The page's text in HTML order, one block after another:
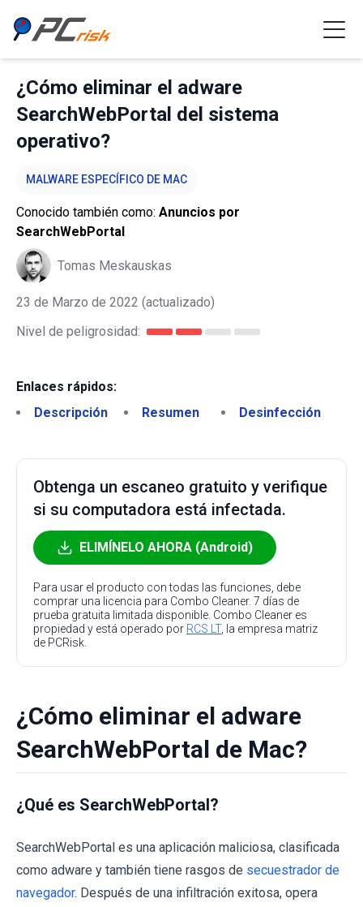
¿Cómo eliminar el adware
SearchWebPortal del sistema
operativo?
MALWARE ESPECÍFICO DE MAC
Conocido también como: Anuncios por
SearchWebPortal
Tomas Meskauskas
23 de Marzo de 2022 (actualizado)
Nivel de peligrosidad:
Enlaces rápidos:
Descripción
Resumen Desinfección
Obtenga un escaneo gratuito y verifique
si su computadora está infectada.
ELIMÍNELO AHORA (Android)
Para usar el producto con todas las funciones, debe
comprar una licencia para Combo Cleaner. 7 días de
prueba gratuita limitada disponible. Combo Cleaner es
propiedad y está operado por RCS LT, la empresa matriz
de PCRisk.
¿Cómo eliminar el adware
SearchWebPortal de Mac?
¿Qué es SearchWebPortal?
SearchWebPortal es una aplicación maliciosa, clasificada
como adware y también tiene rasgos de secuestrador de
navegador. Después de una infiltración exitosa, opera